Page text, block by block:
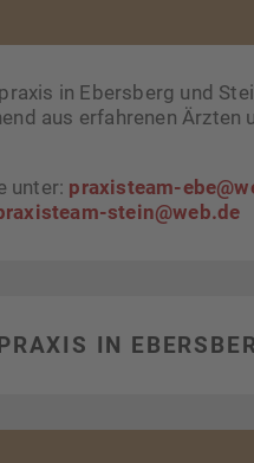
in Ebersberg und
aus erfahrenen Ärzten
unter: praxisteam-
stein@web.de
IN